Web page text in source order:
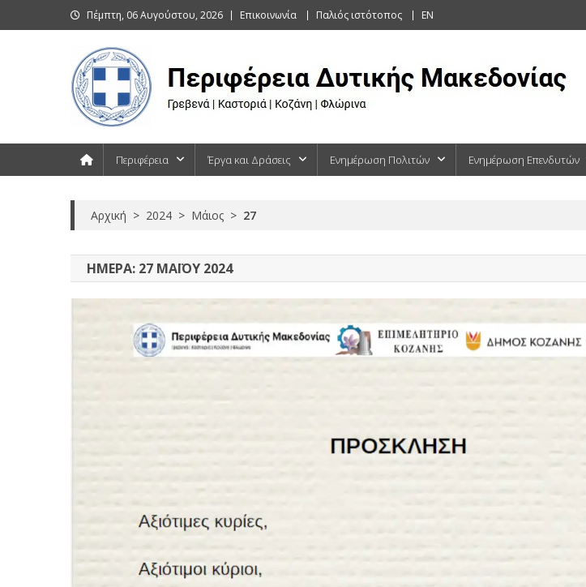
to
Πέμπτη, 06 Αυγούστου, 2026 Επικοινωνία Παλιός ιστότοπος EN
Περιφέρεια Έργα και Δράσεις Ενημέρωση Πολιτών Ενημέρωση Επενδυτών
Αρχική > 2024 > Μάιος > 27
ΗΜΈΡΑ: 27 ΜΑΪ́ΟΥ 2024